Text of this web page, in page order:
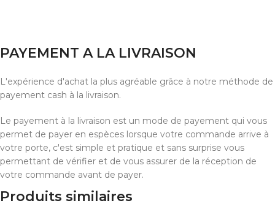
PAYEMENT A LA LIVRAISON
L'expérience d'achat la plus agréable grâce à notre méthode de
payement cash à la livraison.
Le payement à la livraison est un mode de payement qui vous
permet de payer en espèces lorsque votre commande arrive à
votre porte, c'est simple et pratique et sans surprise vous
permettant de vérifier et de vous assurer de la réception de
votre commande avant de payer.
Produits similaires